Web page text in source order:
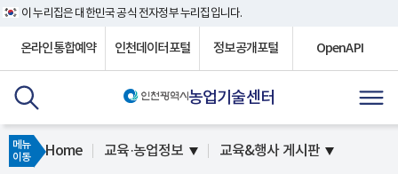
이 누리집은 대한민국 공식 전자정부 누리집입니다.
온라인통합예약 인천데이터포털 정보공개포털 OpenAPI
농업기술센터
메뉴
이동
Home 교육·농업정보 교육&행사 게시판